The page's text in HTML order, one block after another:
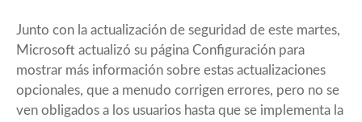
Junto con la actualización de seguridad de este martes,
Microsoft actualizó su página Configuración para
mostrar más información sobre estas actualizaciones
opcionales, que a menudo corrigen errores, pero no se
ven obligados a los usuarios hasta que se implementa la